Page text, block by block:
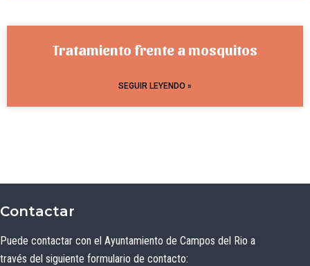
Tratamiento frente a mosquitos
SEGUIR LEYENDO »
Contactar
Puede contactar con el Ayuntamiento de Campos del Rio a
través del siguiente formulario de contacto: